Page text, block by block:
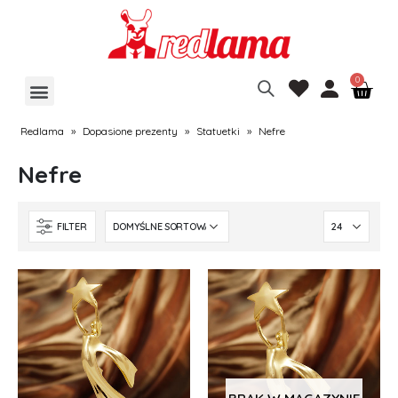
Redlama » Dopasione prezenty » Statuetki » Nefre
Nefre
FILTER